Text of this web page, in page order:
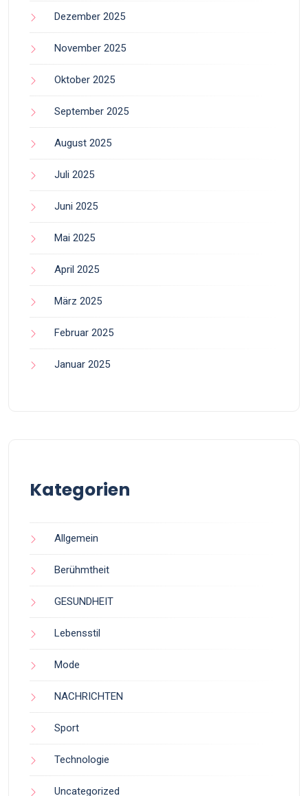
Dezember 2025
November 2025
Oktober 2025
September 2025
August 2025
Juli 2025
Juni 2025
Mai 2025
April 2025
März 2025
Februar 2025
Januar 2025
Kategorien
Allgemein
Berühmtheit
GESUNDHEIT
Lebensstil
Mode
NACHRICHTEN
Sport
Technologie
Uncategorized